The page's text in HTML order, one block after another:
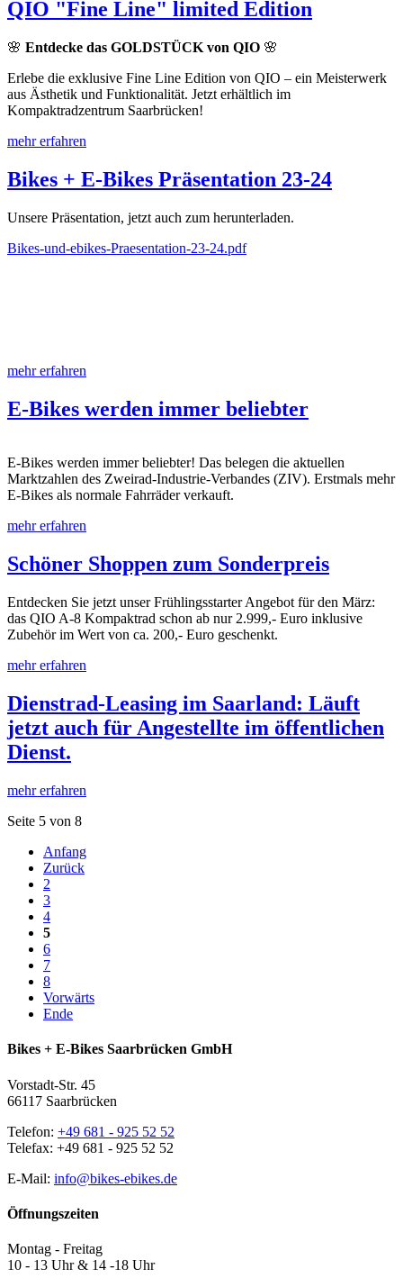
QIO "Fine Line" limited Edition
🌸 Entdecke das GOLDSTÜCK von QIO 🌸
Erlebe die exklusive Fine Line Edition von QIO – ein Meisterwerk
aus Ästhetik und Funktionalität. Jetzt erhältlich im
Kompaktradzentrum Saarbrücken!
mehr erfahren
Bikes + E-Bikes Präsentation 23-24
Unsere Präsentation, jetzt auch zum herunterladen.
Bikes-und-ebikes-Praesentation-23-24.pdf
mehr erfahren
E-Bikes werden immer beliebter
E-Bikes werden immer beliebter! Das belegen die aktuellen
Marktzahlen des Zweirad-Industrie-Verbandes (ZIV). Erstmals mehr
E-Bikes als normale Fahrräder verkauft.
mehr erfahren
Schöner Shoppen zum Sonderpreis
Entdecken Sie jetzt unser Frühlingsstarter Angebot für den März:
das QIO A-8 Kompaktrad schon ab nur 2.999,- Euro inklusive
Zubehör im Wert von ca. 200,- Euro geschenkt.
mehr erfahren
Dienstrad-Leasing im Saarland: Läuft
jetzt auch für Angestellte im öffentlichen
Dienst.
mehr erfahren
Seite 5 von 8
Anfang
Zurück
2
3
4
5
6
7
8
Vorwärts
Ende
Bikes + E-Bikes Saarbrücken GmbH
Vorstadt-Str. 45
66117 Saarbrücken
Telefon: +49 681 - 925 52 52
Telefax: +49 681 - 925 52 52
E-Mail: info@bikes-ebikes.de
Öffnungszeiten
Montag - Freitag
10 - 13 Uhr & 14 -18 Uhr